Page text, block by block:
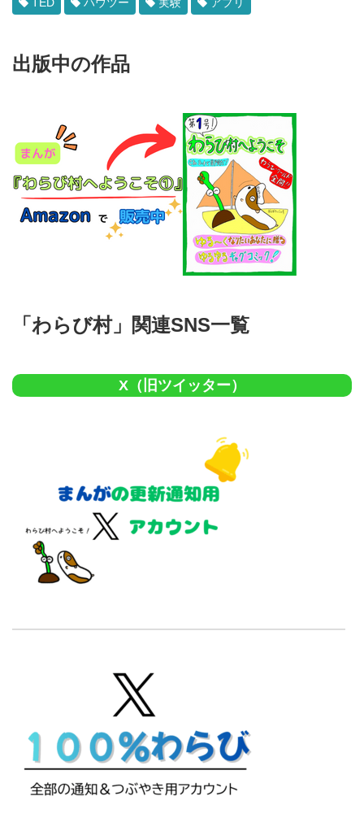
TED ハウツー 実験 アプリ
出版中の作品
「わらび村」関連SNS一覧
X（旧ツイッター）